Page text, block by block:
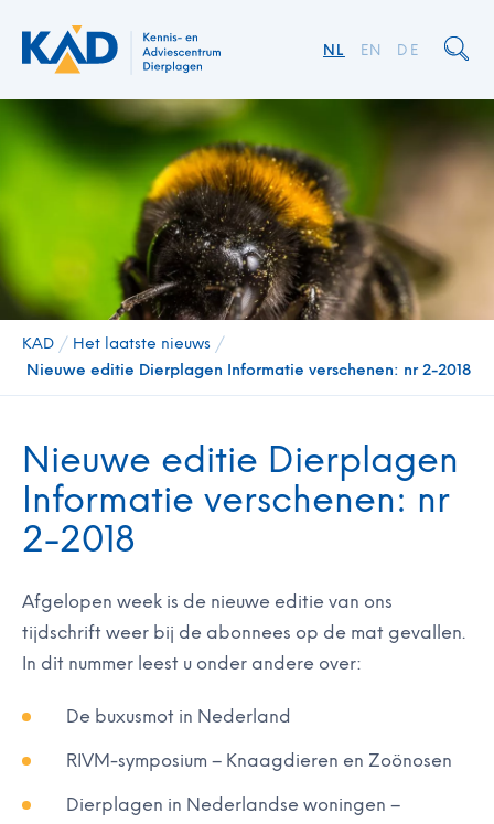
DE
EN
NL
KAD / Het laatste nieuws /
Nieuwe editie Dierplagen Informatie verschenen: nr 2-2018
Nieuwe editie Dierplagen
Informatie verschenen: nr
2-2018
Afgelopen week is de nieuwe editie van ons
tijdschrift weer bij de abonnees op de mat gevallen.
In dit nummer leest u onder andere over:
De buxusmot in Nederland
RIVM-symposium – Knaagdieren en Zoönosen
Dierplagen in Nederlandse woningen –